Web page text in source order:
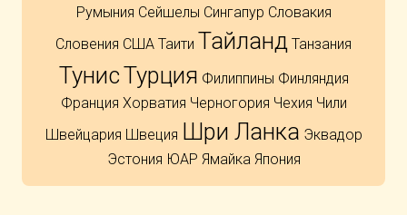
Румыния Сейшелы Сингапур Словакия
Словения США Таити Тайланд Танзания
ТунисТурция Филиппины Финляндия
Франция Хорватия Черногория Чехия Чили
Швейцария Швеция Шри Ланка Эквадор
Эстония ЮАР Ямайка Япония